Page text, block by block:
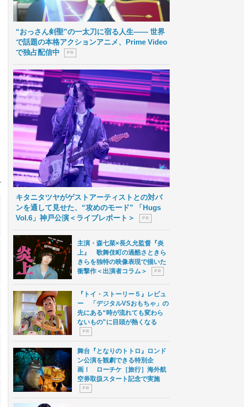
“おっさん剣聖”の一太刀に宿る人生―― 世界
で話題の本格アクションアニメ、Prime Video
で独占配信中
P R
キタニタツヤがゲストアーティストとの対バ
ンを通して見せた、“攻めのモード” 「Hugs
Vol.6」神戸公演＜ライブレポート＞
P R
主演・森七菜×長久允監督『炎
上』 歌舞伎町の過酷さときら
きらを独特の映像表現で描いた
衝撃作＜出演者コラム＞
P R
『トイ・ストーリー５』レビュ
ー 「デジタルVSおもちゃ」の
先にある“時が流れても変わら
ないもの”に目頭が熱くなる
P R
舞台『となりのトトロ』ロンド
ン公演を観劇できる特別企
画！ ローチケ［旅行］海外航
空券取扱スタート記念で実施
P R